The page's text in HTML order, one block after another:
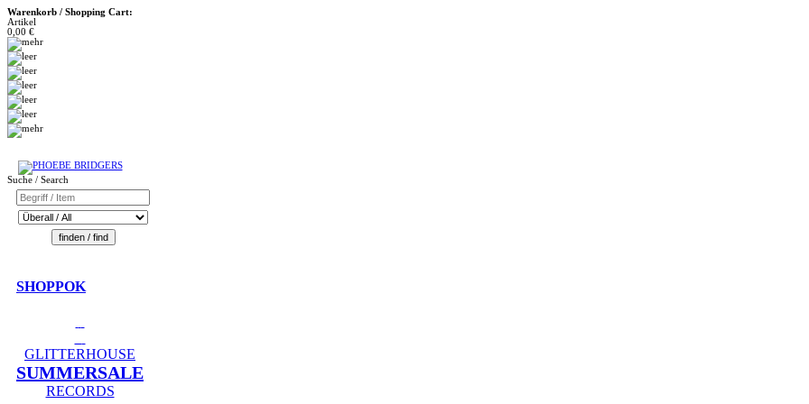
Warenkorb / Shopping Cart:
Artikel
0,00 €
Suche / Search
SHOPPOK
GLITTERHOUSE
SUMMERSALE
RECORDS